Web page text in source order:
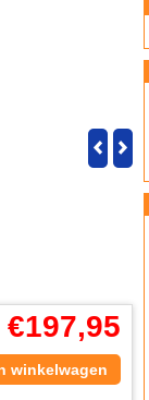
€197,95
winkelwagen